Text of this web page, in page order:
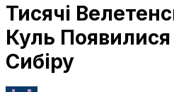
Тисячі
Куль
Сибіру